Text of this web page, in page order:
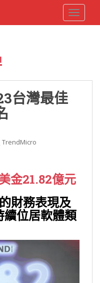
台灣最佳
TrendMicro
金21.82億元
財務表現及
續位居軟體類